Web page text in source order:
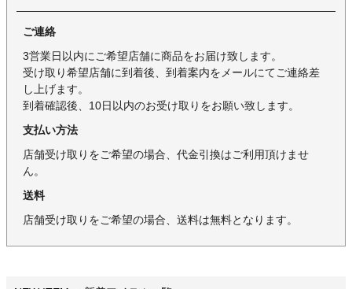
ご連絡
3営業日以内にご希望店舗に商品をお届け致します。
受け取り希望店舗に到着後、到着案内をメールにてご連絡差
し上げます。
到着確認後、10日以内のお受け取りをお願い致します。
支払い方法
店舗受け取りをご希望の場合、代金引換はご利用頂けませ
ん。
送料
店舗受け取りをご希望の場合、送料は無料となります。